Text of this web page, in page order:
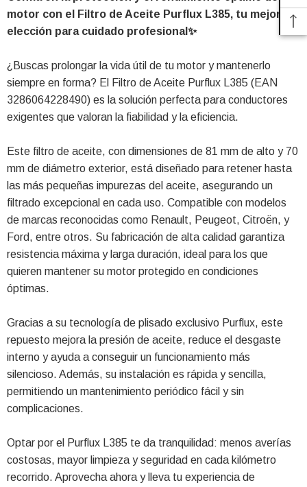
motor con el Filtro de Aceite Purflux L385, tu mejor
elección para cuidado profesional✨
¿Buscas prolongar la vida útil de tu motor y mantenerlo
siempre en forma? El Filtro de Aceite Purflux L385 (EAN
3286064228490) es la solución perfecta para conductores
exigentes que valoran la fiabilidad y la eficiencia.
Este filtro de aceite, con dimensiones de 81 mm de alto y 70
mm de diámetro exterior, está diseñado para retener hasta
las más pequeñas impurezas del aceite, asegurando un
filtrado excepcional en cada uso. Compatible con modelos
de marcas reconocidas como Renault, Peugeot, Citroën, y
Ford, entre otros. Su fabricación de alta calidad garantiza
resistencia máxima y larga duración, ideal para los que
quieren mantener su motor protegido en condiciones
óptimas.
Gracias a su tecnología de plisado exclusivo Purflux, este
repuesto mejora la presión de aceite, reduce el desgaste
interno y ayuda a conseguir un funcionamiento más
silencioso. Además, su instalación es rápida y sencilla,
permitiendo un mantenimiento periódico fácil y sin
complicaciones.
Optar por el Purflux L385 te da tranquilidad: menos averías
costosas, mayor limpieza y seguridad en cada kilómetro
recorrido. Aprovecha ahora y lleva tu experiencia de